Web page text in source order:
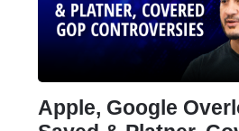
Apple, Google